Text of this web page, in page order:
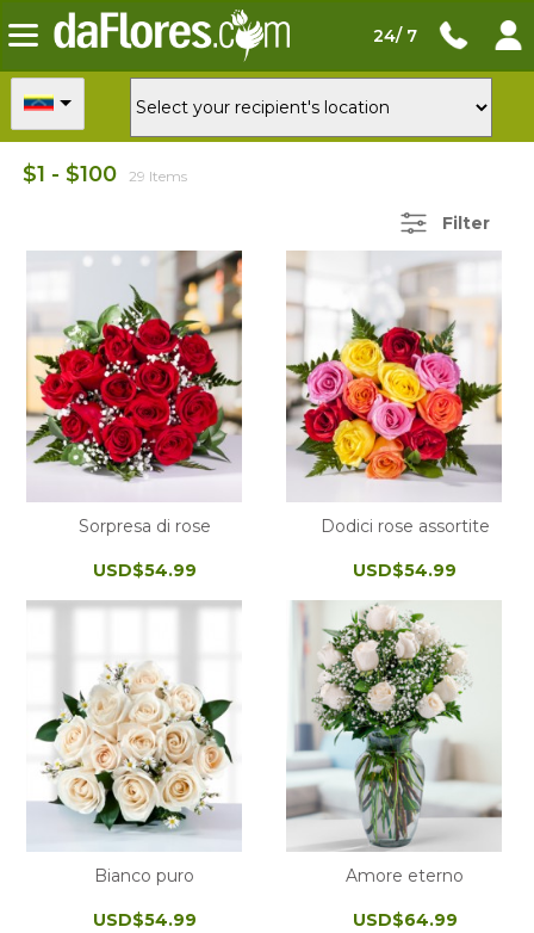
24/ 7
$1 - $100 29 Items
Filter
Sorpresa di rose
USD$54.99
Dodici rose assortite
USD$54.99
Bianco puro
USD$54.99
Amore eterno
USD$64.99